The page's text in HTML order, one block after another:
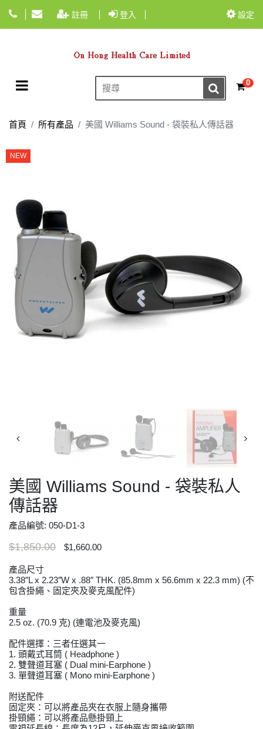
設定
註冊 登入
Toggle navigation 0
首頁 所有產品 美國 Williams Sound - 袋裝私人傳話器
NEW
美國 Williams Sound - 袋裝私人
傳話器
產品編號: 050-D1-3
$1,850.00 $1,660.00
產品尺寸
3.38″L x 2.23″W x .88″ THK. (85.8mm x 56.6mm x 22.3 mm) (不
包含掛繩、固定夾及麥克風配件)
重量
2.5 oz. (70.9 克) (連電池及麥克風)
配件選擇：三者任選其一
1. 頭戴式耳筒 ( Headphone )
2. 雙聲道耳塞 ( Dual mini-Earphone )
3. 單聲道耳塞 ( Mono mini-Earphone )
附送配件
固定夾：可以將產品夾在衣服上隨身攜帶
掛頸繩：可以將產品懸掛頸上